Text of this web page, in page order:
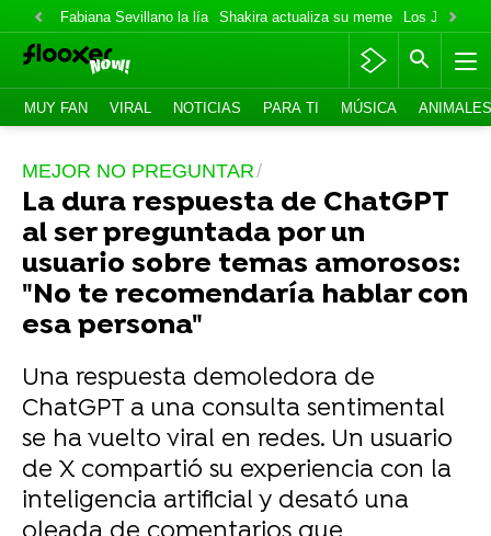
Fabiana Sevillano la lía Shakira actualiza su meme Los Jonas
MUY FAN VIRAL NOTICIAS PARA TI MÚSICA ANIMALES
MEJOR NO PREGUNTAR
La dura respuesta de ChatGPT
al ser preguntada por un
usuario sobre temas amorosos:
"No te recomendaría hablar con
esa persona"
Una respuesta demoledora de
ChatGPT a una consulta sentimental
se ha vuelto viral en redes. Un usuario
de X compartió su experiencia con la
inteligencia artificial y desató una